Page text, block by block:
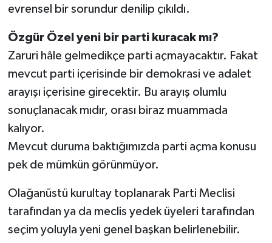
evrensel bir sorundur denilip çıkıldı.
Özgür Özel yeni bir parti kuracak mı?
Zaruri hâle gelmedikçe parti açmayacaktır. Fakat
mevcut parti içerisinde bir demokrasi ve adalet
arayışı içerisine girecektir. Bu arayış olumlu
sonuçlanacak mıdır, orası biraz muammada
kalıyor.
Mevcut duruma baktığımızda parti açma konusu
pek de mümkün görünmüyor.
Olağanüstü kurultay toplanarak Parti Meclisi
tarafından ya da meclis yedek üyeleri tarafından
seçim yoluyla yeni genel başkan belirlenebilir.